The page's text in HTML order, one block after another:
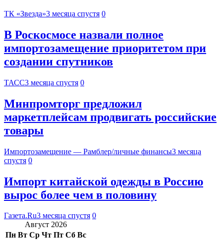
ТК «Звезда»3 месяца спустя 0
В Роскосмосе назвали полное
импортозамещение приоритетом при
создании спутников
ТАСС3 месяца спустя 0
Минпромторг предложил
маркетплейсам продвигать российские
товары
Импортозамещение — Рамблер/личные финансы3 месяца
спустя 0
Импорт китайской одежды в Россию
вырос более чем в половину
Газета.Ru3 месяца спустя 0
Август 2026
Пн Вт Ср Чт Пт Сб Вс